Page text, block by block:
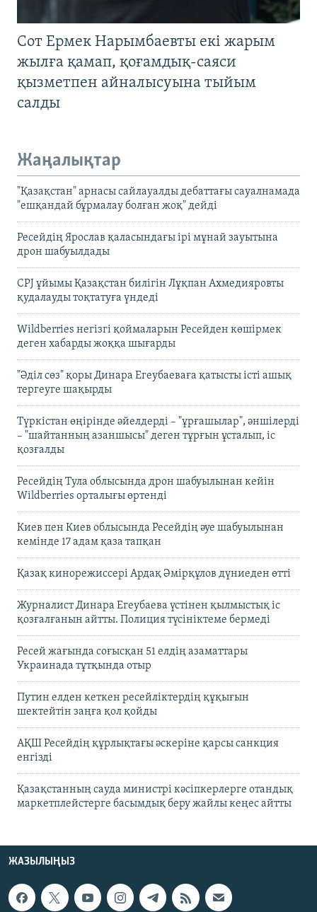
Сот Ермек Нарымбаевты екі жарым
жылға қамап, қоғамдық-саяси
қызметпен айналысуына тыйым
салды
Жаңалықтар
"Қазақстан" арнасы сайлауалды дебаттағы сауалнамада
"ешқандай бұрмалау болған жоқ" дейді
Ресейдің Ярослав қаласындағы ірі мұнай зауытына
дрон шабуылдады
CPJ ұйымы Қазақстан билігін Лұқпан Ахмедияровты
қудалауды тоқтатуға үндеді
Wildberries негізгі қоймаларын Ресейден көшірмек
деген хабарды жоққа шығарды
"Әділ сөз" қоры Динара Егеубаеваға қатысты істі ашық
тергеуге шақырды
Түркістан өңірінде әйелдерді – "ұрғашылар", әншілерді
– "шайтанның азаншысы" деген тұрғын ұсталып, іс
қозғалды
Ресейдің Тула облысында дрон шабуылынан кейін
Wildberries орталығы өртенді
Киев пен Киев облысында Ресейдің әуе шабуылынан
кемінде 17 адам қаза тапқан
Қазақ кинорежиссері Ардақ Әмірқұлов дүниеден өтті
Журналист Динара Егеубаева үстінен қылмыстық іс
қозғалғанын айтты. Полиция түсініктеме бермеді
Ресей жағында соғысқан 51 елдің азаматтары
Украинада тұтқында отыр
Путин елден кеткен ресейліктердің құқығын
шектейтін заңға қол қойды
АҚШ Ресейдің құрлықтағы әскеріне қарсы санкция
енгізді
Қазақстанның сауда министрі кәсіпкерлерге отандық
маркетплейстерге басымдық беру жайлы кеңес айтты
ЖАЗЫЛЫҢЫЗ